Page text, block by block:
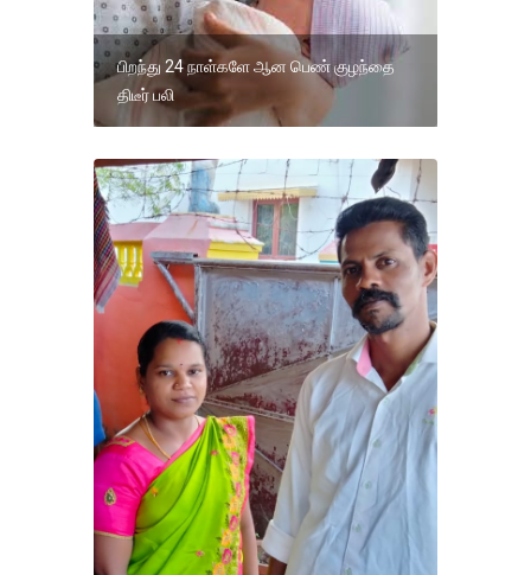
பிறந்து 24 நாள்களே ஆன பெண் குழந்தை
திடீர் பலி